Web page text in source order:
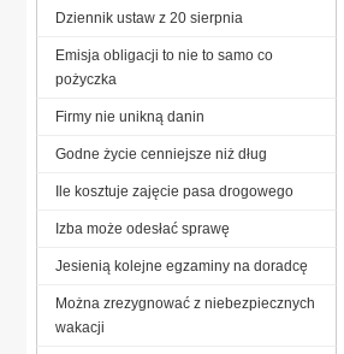
Dziennik ustaw z 20 sierpnia
Emisja obligacji to nie to samo co
pożyczka
Firmy nie unikną danin
Godne życie cenniejsze niż dług
Ile kosztuje zajęcie pasa drogowego
Izba może odesłać sprawę
Jesienią kolejne egzaminy na doradcę
Można zrezygnować z niebezpiecznych
wakacji